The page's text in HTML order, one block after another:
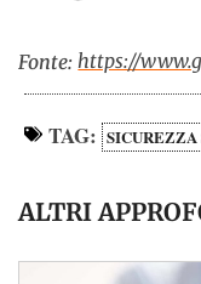
Fonte: https://
TAG: SICUREZZA
ALTRI